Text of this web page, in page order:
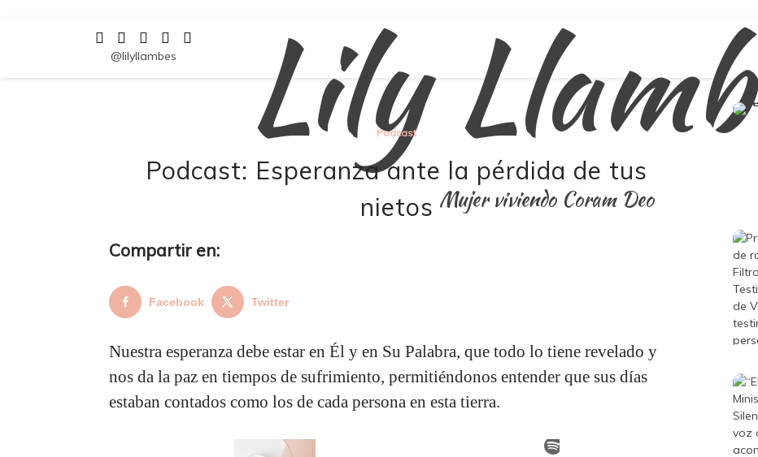
Lily
Mujer viviendo Coram Deo
@lilyllambes
Podcast
Podcast: Esperanza ante la pérdida de tus
nietos
Compartir en:
Facebook Twitter
Nuestra esperanza debe estar en Él y en Su Palabra, que todo lo tiene revelado y
nos da la paz en tiempos de sufrimiento, permitiéndonos entender que sus días
estaban contados como los de cada persona en esta tierra.